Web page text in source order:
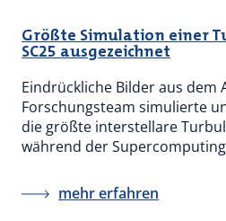
Größte Simulation einer
SC25 ausgezeichnet
Eindrückliche Bilder aus dem
Forschungsteam simulierte
die größte interstellare
während der
mehr erfahren